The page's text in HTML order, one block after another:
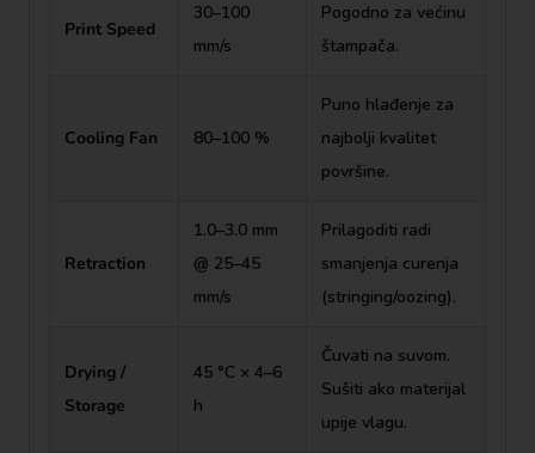
Print Speed
30–100
mm/s
Pogodno za većinu
štampača.
Cooling Fan 80–100 %
Puno hlađenje za
najbolji kvalitet
površine.
Retraction
1.0–3.0 mm
@ 25–45
mm/s
Prilagoditi radi
smanjenja curenja
(stringing/oozing).
Drying /
Storage
45 °C × 4–6
h
Čuvati na suvom.
Sušiti ako materijal
upije vlagu.